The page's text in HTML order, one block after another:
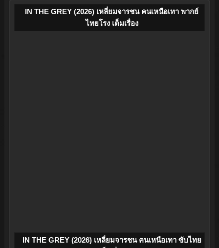
IN THE GREY (2026) เหลี่ยมจารชน คนเหนือเทา พากย์
ไทยโรง เต็มเรื่อง
IN THE GREY (2026) เหลี่ยมจารชน คนเหนือเทา ซับไทย